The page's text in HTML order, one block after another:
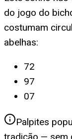
do jogo do
costumam
abelhas:
72
97
07
Palpites
tradição — sem